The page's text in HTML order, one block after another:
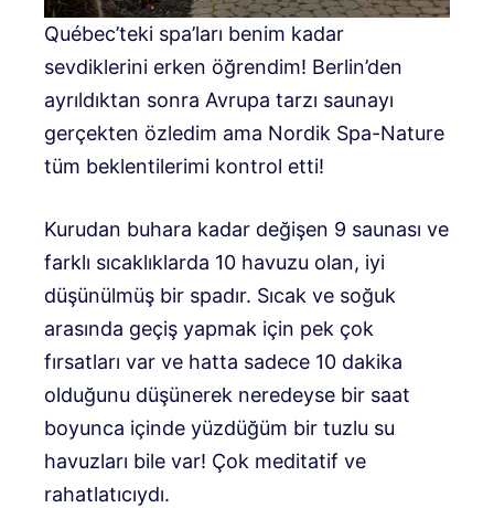
Québec’teki spa’ları benim kadar
sevdiklerini erken öğrendim! Berlin’den
ayrıldıktan sonra Avrupa tarzı saunayı
gerçekten özledim ama Nordik Spa-Nature
tüm beklentilerimi kontrol etti!
Kurudan buhara kadar değişen 9 saunası ve
farklı sıcaklıklarda 10 havuzu olan, iyi
düşünülmüş bir spadır. Sıcak ve soğuk
arasında geçiş yapmak için pek çok
fırsatları var ve hatta sadece 10 dakika
olduğunu düşünerek neredeyse bir saat
boyunca içinde yüzdüğüm bir tuzlu su
havuzları bile var! Çok meditatif ve
rahatlatıcıydı.